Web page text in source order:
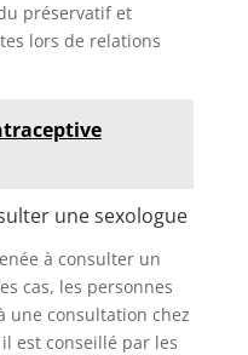
préservatif et
lors de relations
une sexologue
à consulter un
cas, les personnes
une consultation chez
est conseillé par les